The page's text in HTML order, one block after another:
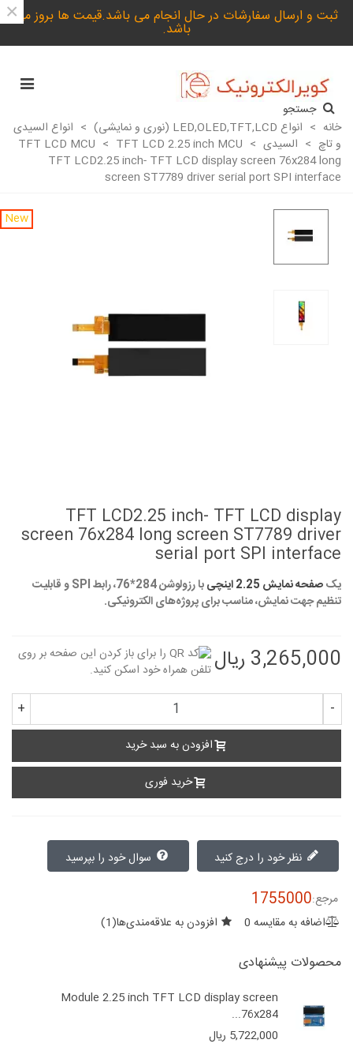
ثبت و ارسال سفارشات در حال انجام می باشد.قیمت ها بروز می
باشد.
×
جستجو
خانه > انواع LED,OLED,TFT,LCD (نوری و نمایشی) > انواع السیدی
و تاچ > السیدی TFT LCD MCU > TFT LCD 2.25 inch MCU >
TFT LCD2.25 inch- TFT LCD display screen 76x284 long
screen ST7789 driver serial port SPI interface
New
TFT LCD2.25 inch- TFT LCD display
screen 76x284 long screen ST7789 driver
serial port SPI interface
یکصفحه نمایش 2.25 اینچی
با رزولوشن 284*76، رابط SPI و قابلیت
تنظیم جهت نمایش، مناسب برای پروژه‌های الکترونیکی.
3,265,000 ریال
-
+
افزودن به سبد خرید
خرید فوری
نظر خود را درج کنید
مرجع:1755000
اضافه به مقایسه 0 افزودن به علاقه‌مندی‌ها(
1
)
محصولات پیشنهادی
Module 2.25 inch TFT LCD display screen
76x284...
5,722,000 ریال